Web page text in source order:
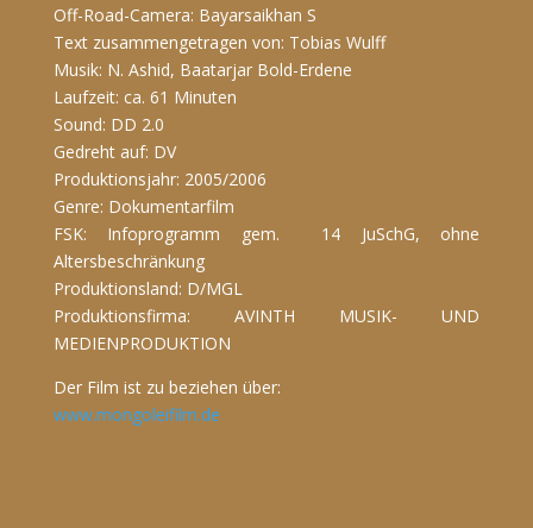
Off-Road-Camera: Bayarsaikhan S
Text zusammengetragen von: Tobias Wulff
Musik: N. Ashid, Baatarjar Bold-Erdene
Laufzeit: ca. 61 Minuten
Sound: DD 2.0
Gedreht auf: DV
Produktionsjahr: 2005/2006
Genre: Dokumentarfilm
FSK: Infoprogramm gem. 14 JuSchG, ohne
Altersbeschränkung
Produktionsland: D/MGL
Produktionsfirma: AVINTH MUSIK- UND
MEDIENPRODUKTION
Der Film ist zu beziehen über:
www.mongoleifilm.de